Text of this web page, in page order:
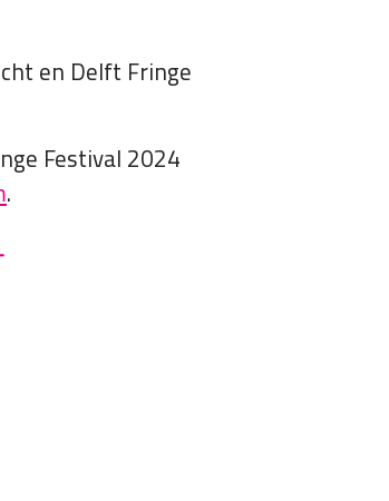
en Delft Fringe
Festival 2024
.